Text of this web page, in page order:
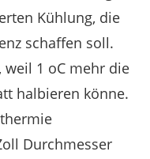
Kühlung, die
schaffen soll.
weil 1 oC mehr die
halbieren könne.
Durchmesser